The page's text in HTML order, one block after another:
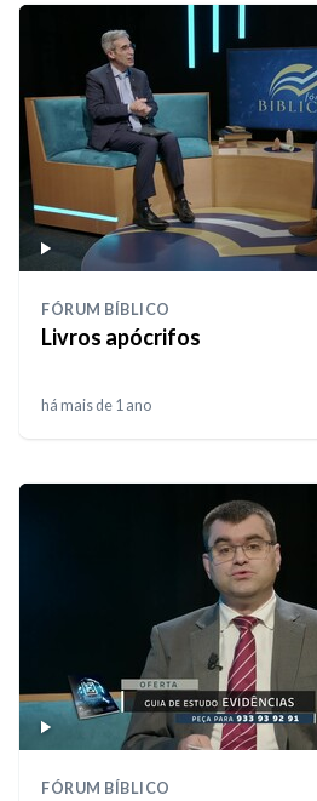
FÓRUM BÍBLICO
Livros apócrifos
há mais de 1 ano
FÓRUM BÍBLICO